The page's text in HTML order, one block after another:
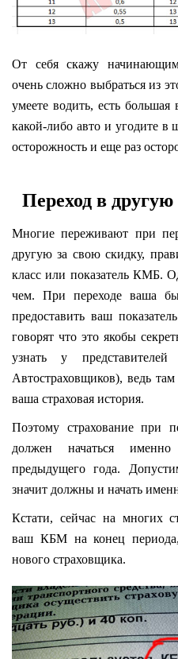
От себя скажу
очень сложно выбраться из
умеете водить, есть
какой-либо авто и угодите
осторожность и еще раз
Переход в
Многие переживают при
другую за свою скидку,
класс или показатель КМБ.
чем. При переходе ваша
предоставить ваш
говорят что это якобы
узнать у
Автостраховщиков), ведь
ваша страховая история.
Поэтому страхование при
должен начаться
предыдущего года.
значит должны и начать
Кстати, сейчас на многих
ваш КБМ на конец
нового страховщика.